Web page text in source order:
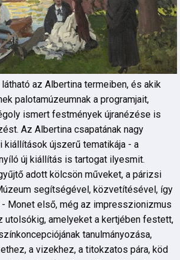
az Albertina termeiben, és akik
palotamúzeumnak a programjait,
ismert festmények újranézése is
Az Albertina csapatának nagy
kiállítások újszerű tematikája - a
új kiállítás is tartogat ilyesmit.
adott kölcsön műveket, a párizsi
segítségével, közvetítésével, így
Monet első, még az impresszionizmus
utolsókig, amelyeket a kertjében festett,
tanulmányozása,
a vizekhez, a titokzatos pára, köd